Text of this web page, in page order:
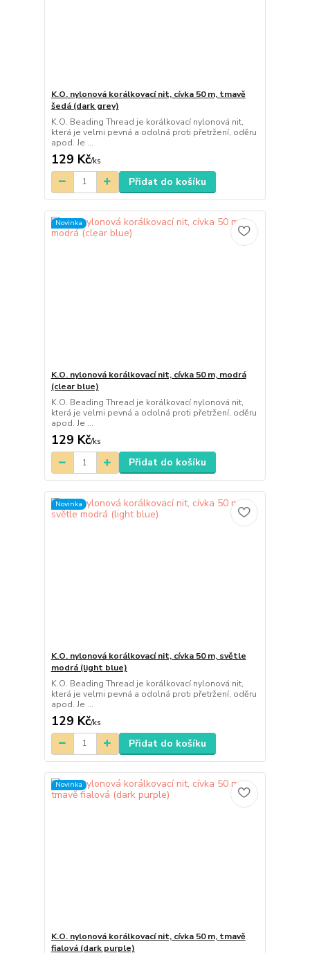
K.O. nylonová korálkovací nit, cívka 50 m, tmavě
šedá (dark grey)
K.O. Beading Thread je korálkovací nylonová nit,
která je velmi pevná a odolná proti přetržení, oděru
apod. Je ...
129 Kč/ks
Přidat do košíku
Novinka
K.O. nylonová korálkovací nit, cívka 50 m, modrá
(clear blue)
K.O. Beading Thread je korálkovací nylonová nit,
která je velmi pevná a odolná proti přetržení, oděru
apod. Je ...
129 Kč/ks
Přidat do košíku
Novinka
K.O. nylonová korálkovací nit, cívka 50 m, světle
modrá (light blue)
K.O. Beading Thread je korálkovací nylonová nit,
která je velmi pevná a odolná proti přetržení, oděru
apod. Je ...
129 Kč/ks
Přidat do košíku
Novinka
K.O. nylonová korálkovací nit, cívka 50 m, tmavě
fialová (dark purple)